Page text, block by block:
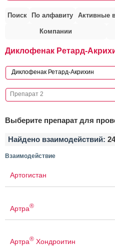
Поиск По алфавиту Активные
Компании
Диклофенак Ретард-
Выберите препарат для
Найдено взаимодействий:
Взаимодействие
Артогистан
Артра®
Артра® Хондроитин